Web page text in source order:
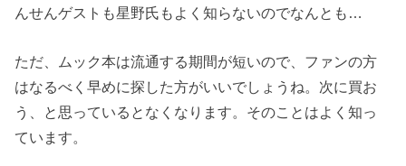
んせんゲストも星野氏もよく知らないのでなんとも…
ただ、ムック本は流通する期間が短いので、ファンの方
はなるべく早めに探した方がいいでしょうね。次に買お
う、と思っているとなくなります。そのことはよく知っ
ています。